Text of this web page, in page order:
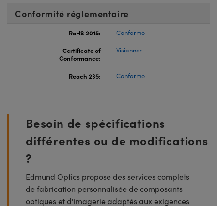
Conformité réglementaire
RoHS 2015:
Conforme
Certificate of
Conformance:
Visionner
Reach 235: Conforme
Besoin de spécifications
différentes ou de modifications
?
Edmund Optics propose des services complets
de fabrication personnalisée de composants
optiques et d'imagerie adaptés aux exigences